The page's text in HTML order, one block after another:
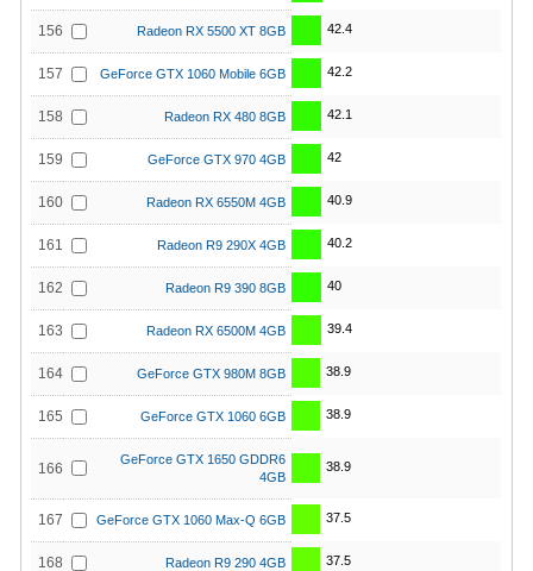
156 Radeon RX 5500 XT 8GB 42.4
157 GeForce GTX 1060 Mobile 6GB 42.2
158 Radeon RX 480 8GB 42.1
159 GeForce GTX 970 4GB 42
160 Radeon RX 6550M 4GB 40.9
161 Radeon R9 290X 4GB 40.2
162 Radeon R9 390 8GB 40
163 Radeon RX 6500M 4GB 39.4
164 GeForce GTX 980M 8GB 38.9
165 GeForce GTX 1060 6GB 38.9
166
GeForce GTX 1650 GDDR6
4GB
38.9
167 GeForce GTX 1060 Max-Q 6GB 37.5
168 Radeon R9 290 4GB 37.5